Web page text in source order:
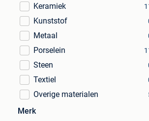
Keramiek
Kunststof
Metaal
Porselein
Steen
Textiel
Overige materialen
Merk